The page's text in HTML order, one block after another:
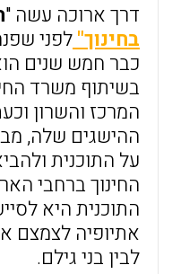
דרך ארוכה עשה "
בחינוך"לפני
כבר חמש שנים
בשיתוף משרד
המרכז והשרון
ההישגים שלה,
על התוכנית
החינוך ברחבי
התוכנית היא
אתיופיה לצמצם
לבין בני גילם.